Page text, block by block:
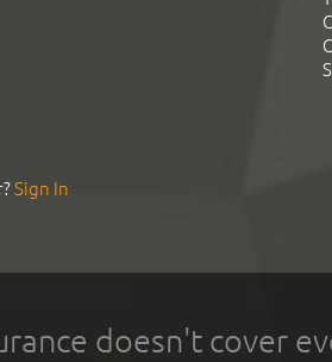
Sign In
doesn't cover